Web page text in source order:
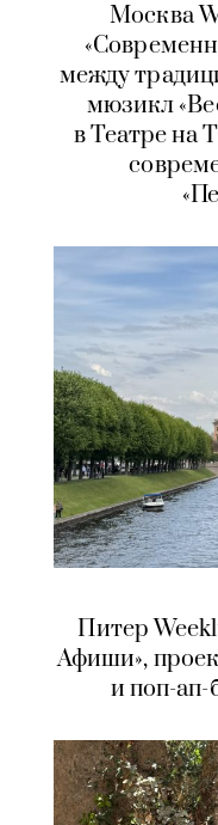
Москва
между
мюзикл
в Театре на
Питер
Афиши»,
и поп-ап-